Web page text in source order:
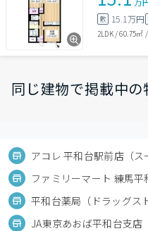
敷 15.1万円
2LDK/60.75㎡ /
同じ建物で掲載中の
アコレ 平和台駅前店（
ファミリーマート 練馬
平和台薬局（ドラッグス
JA東京あおば平和台支店